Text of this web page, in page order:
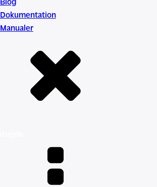
Blog
Dokumentation
Manualer